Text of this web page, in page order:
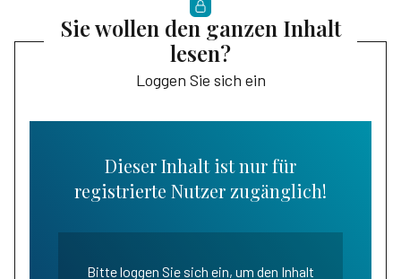
Sie wollen den ganzen Inhalt
lesen?
Loggen Sie sich ein
Dieser Inhalt ist nur für
registrierte Nutzer zugänglich!
Bitte loggen Sie sich ein, um den Inhalt